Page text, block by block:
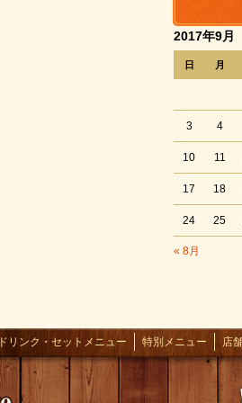
2017年9月
日 月
« 8月
3 4
10 11
17 18
24 25
ドリンク・セットメニュー 特別メニュー 店